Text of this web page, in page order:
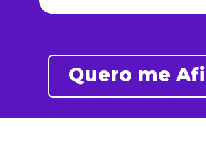
Quero me